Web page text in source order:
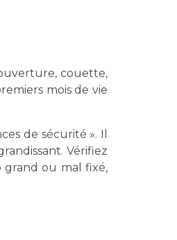
couette,
mois de vie
de sécurité ». Il
Vérifiez
grand ou mal fixé,